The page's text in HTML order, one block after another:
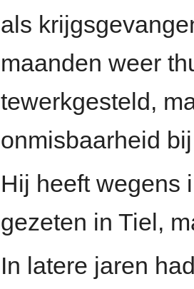
als
maanden weer
tewerkgesteld,
onmisbaarheid
Hij heeft wegens
gezeten in Tiel,
In latere jaren